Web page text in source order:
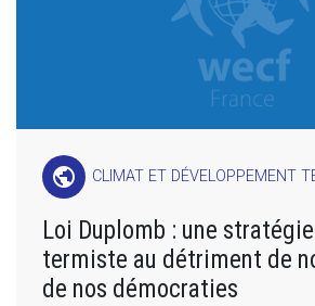
public CLIMAT ET DÉVELOPPEMENT
Loi Duplomb : une
termiste au détriment de
de nos démocraties